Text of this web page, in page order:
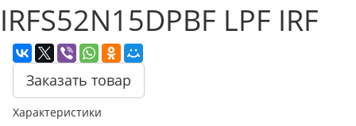
IRFS52N15DPBF LPF IRF
Заказать товар
Характеристики